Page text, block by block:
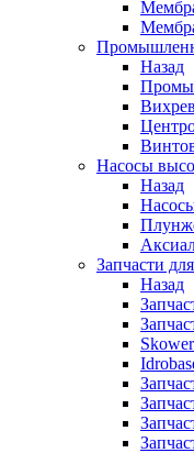
Назад
Насосы
Назад
Запчасти
Назад